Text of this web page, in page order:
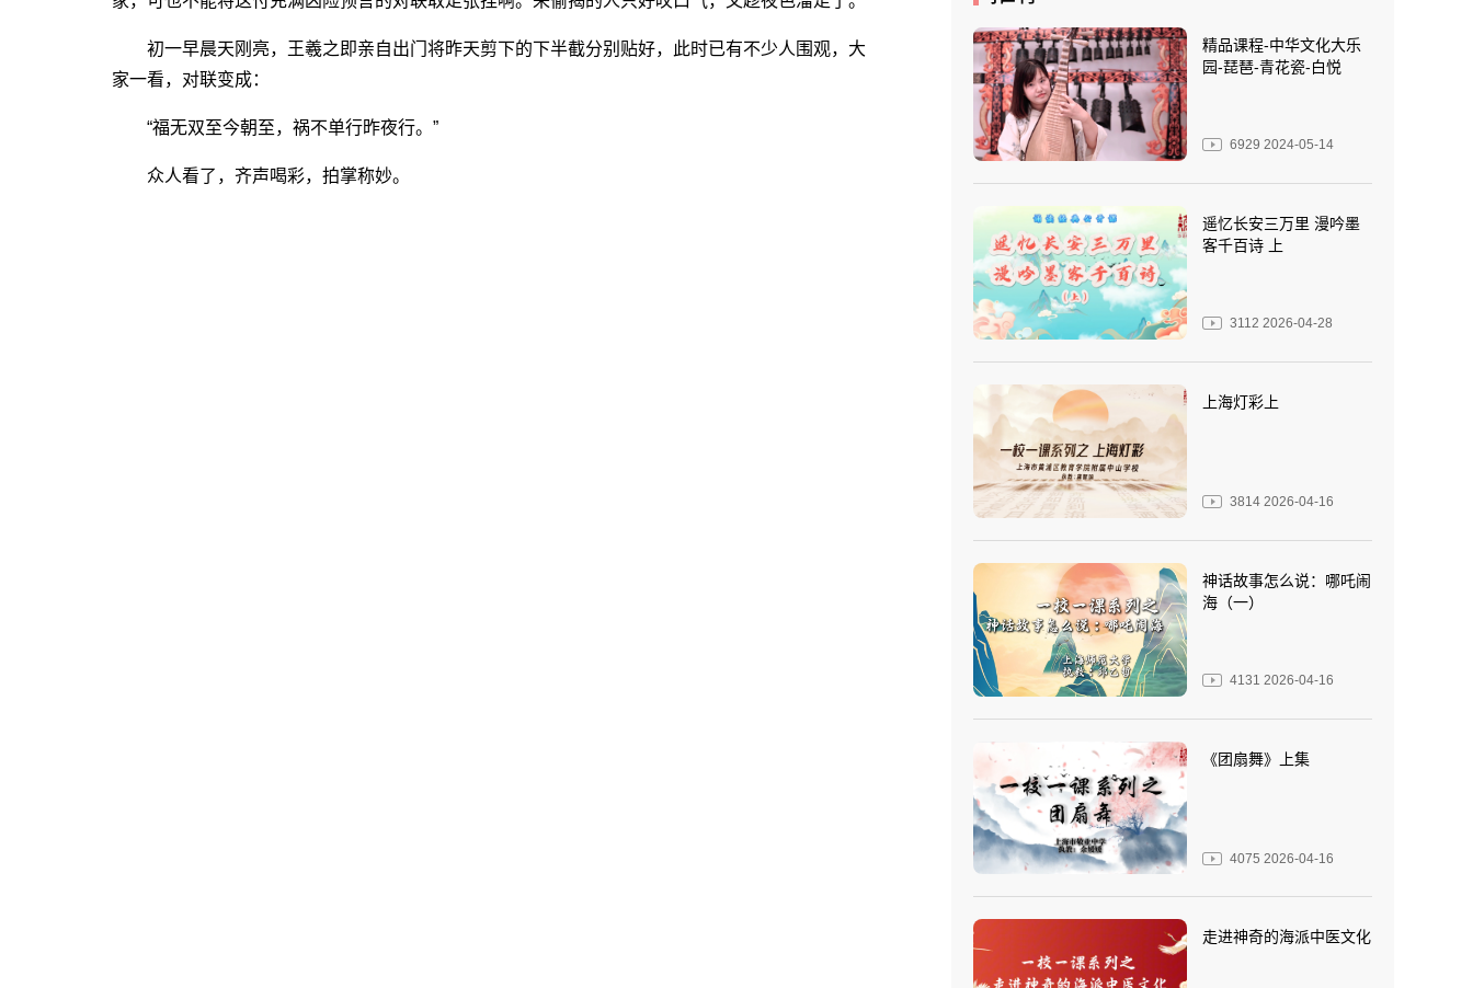
初一早晨天刚亮，王羲之即亲自出门将昨天剪下的下半截分别贴好，此时已有不少人围观，大
家一看，对联变成：
“福无双至今朝至，祸不单行昨夜行。”
众人看了，齐声喝彩，拍掌称妙。
精品课程-中华文化大乐
园-琵琶-青花瓷-白悦
6929 2024-05-14
遥忆长安三万里 漫吟墨
客千百诗 上
3112 2026-04-28
上海灯彩上
3814 2026-04-16
神话故事怎么说：哪吒闹
海（一）
4131 2026-04-16
《团扇舞》上集
4075 2026-04-16
走进神奇的海派中医文化